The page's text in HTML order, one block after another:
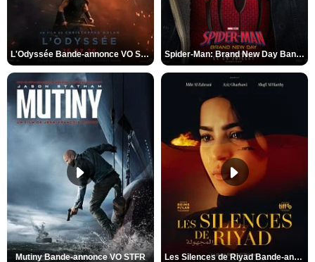
L'Odyssée Bande-annonce VO STFR Spider-Man: Brand New Day Bande-annonce VO STFR
Mutiny Bande-annonce VO STFR Les Silences de Riyad Bande-annonce VO STFR